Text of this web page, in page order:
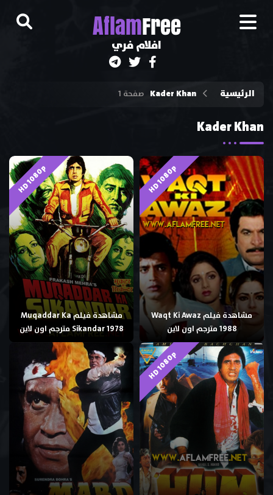
AflamFree
افلام فري
الرئيسية Kader Khan صفحة 1
Kader Khan
HD 1080p
مشاهدة فيلم Waqt Ki Awaz
1988 مترجم اون لاين
HD 1080p
مشاهدة فيلم Muqaddar Ka
Sikandar 1978 مترجم اون لاين
HD 1080p